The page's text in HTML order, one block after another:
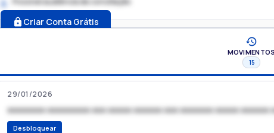
2.
Criar Conta Grátis
MOVIMENTOS
15
29/01/2026
xxxxxxxx xxxxxxxxx xxx xxxxx xxxxxx xxx xxxxxxx xxxxx xxxxxx
Desbloquear